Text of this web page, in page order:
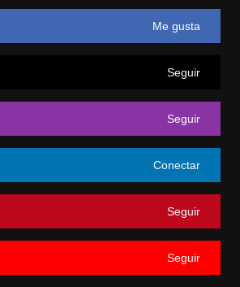
Me gusta
Seguir
Seguir
Conectar
Seguir
Seguir